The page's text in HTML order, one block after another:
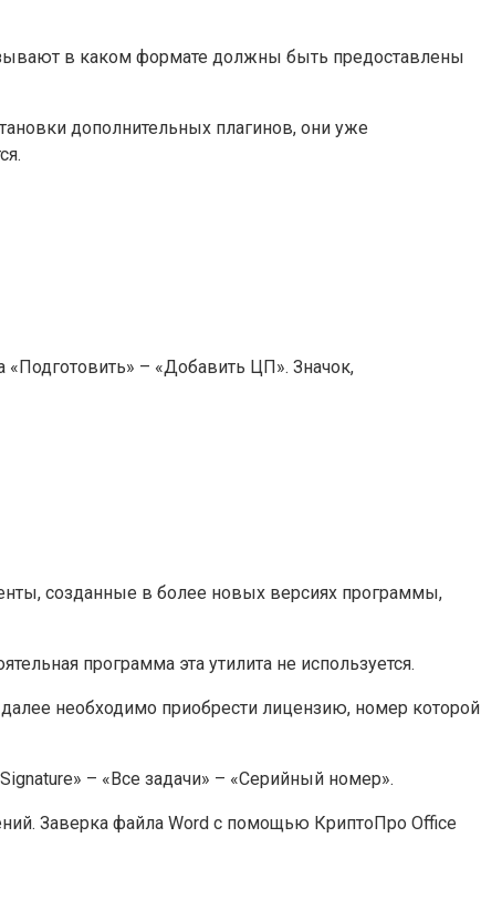
в каком формате должны быть предоставлены
дополнительных плагинов, они уже
«Подготовить» – «Добавить ЦП». Значок,
созданные в более новых версиях программы,
программа эта утилита не используется.
необходимо приобрести лицензию, номер которой
– «Все задачи» – «Серийный номер».
Заверка файла Word с помощью КриптоПро Office